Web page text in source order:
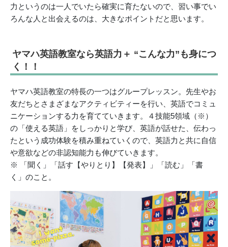
力というのは一人でいたら確実に育たないので、習い事でい
ろんな人と出会えるのは、大きなポイントだと思います。
ヤマハ英語教室なら英語力＋ “こんな力”も身につ
く！！
ヤマハ英語教室の特長の一つはグループレッスン。先生やお
友だちとさまざまなアクティビティーを行い、英語でコミュ
ニケーションする力を育てていきます。４技能5領域（※）
の「使える英語」をしっかりと学び、英語が話せた、伝わっ
たという成功体験を積み重ねていくので、英語力と共に自信
や意欲などの非認知能力も伸びていきます。
※ 「聞く」「話す【やりとり】【発表】」「読む」「書
く」のこと。